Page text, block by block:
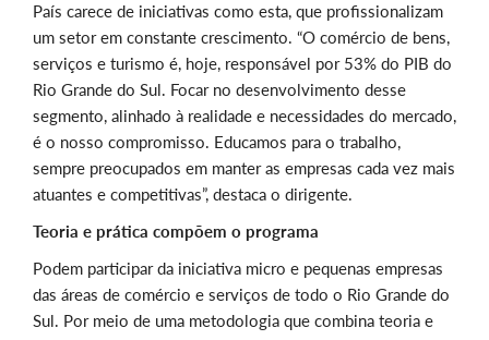
País carece de iniciativas como esta, que profissionalizam
um setor em constante crescimento. “O comércio de bens,
serviços e turismo é, hoje, responsável por 53% do PIB do
Rio Grande do Sul. Focar no desenvolvimento desse
segmento, alinhado à realidade e necessidades do mercado,
é o nosso compromisso. Educamos para o trabalho,
sempre preocupados em manter as empresas cada vez mais
atuantes e competitivas”, destaca o dirigente.
Teoria e prática compõem o programa
Podem participar da iniciativa micro e pequenas empresas
das áreas de comércio e serviços de todo o Rio Grande do
Sul. Por meio de uma metodologia que combina teoria e